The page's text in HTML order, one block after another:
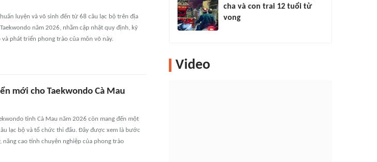
luyện và võ sinh đến từ 68 câu lạc bộ trên địa
năm 2026, nhằm cập nhật quy định, kỹ
phát triển phong trào của môn võ này.
mới cho Taekwondo Cà Mau
tỉnh Cà Mau năm 2026 còn mang đến một
lạc bộ và tổ chức thi đấu. Đây được xem là bước
cao tính chuyên nghiệp của phong trào
cha và con trai 12 tuổi tử
vong
Video